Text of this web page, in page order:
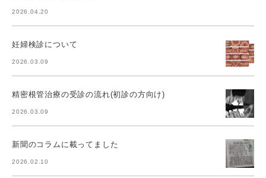
2026.04.20
妊婦検診について
2026.03.09
精密根管治療の受診の流れ(初診の方向け)
2026.03.09
新聞のコラムに載ってました
2026.02.10